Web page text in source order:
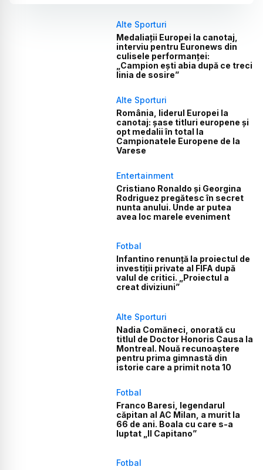
Alte Sporturi
Medaliații Europei la canotaj,
interviu pentru Euronews din
culisele performanței:
„Campion ești abia după ce treci
linia de sosire”
Alte Sporturi
România, liderul Europei la
canotaj: șase titluri europene și
opt medalii în total la
Campionatele Europene de la
Varese
Entertainment
Cristiano Ronaldo și Georgina
Rodriguez pregătesc în secret
nunta anului. Unde ar putea
avea loc marele eveniment
Fotbal
Infantino renunță la proiectul de
investiții private al FIFA după
valul de critici. „Proiectul a
creat diviziuni”
Alte Sporturi
Nadia Comăneci, onorată cu
titlul de Doctor Honoris Causa la
Montreal. Nouă recunoaștere
pentru prima gimnastă din
istorie care a primit nota 10
Fotbal
Franco Baresi, legendarul
căpitan al AC Milan, a murit la
66 de ani. Boala cu care s-a
luptat „Il Capitano”
Fotbal